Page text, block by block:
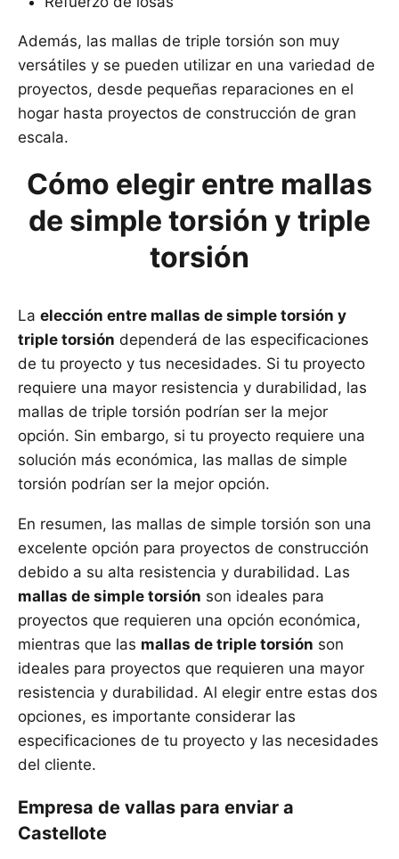
Además, las mallas de triple torsión son muy
versátiles y se pueden utilizar en una variedad de
proyectos, desde pequeñas reparaciones en el
hogar hasta proyectos de construcción de gran
escala.
Cómo elegir entre mallas
de simple torsión y triple
torsión
La elección entre mallas de simple torsión y
triple torsión dependerá de las especificaciones
de tu proyecto y tus necesidades. Si tu proyecto
requiere una mayor resistencia y durabilidad, las
mallas de triple torsión podrían ser la mejor
opción. Sin embargo, si tu proyecto requiere una
solución más económica, las mallas de simple
torsión podrían ser la mejor opción.
En resumen, las mallas de simple torsión son una
excelente opción para proyectos de construcción
debido a su alta resistencia y durabilidad. Las
mallas de simple torsión son ideales para
proyectos que requieren una opción económica,
mientras que las mallas de triple torsión son
ideales para proyectos que requieren una mayor
resistencia y durabilidad. Al elegir entre estas dos
opciones, es importante considerar las
especificaciones de tu proyecto y las necesidades
del cliente.
Empresa de vallas para enviar a
Castellote